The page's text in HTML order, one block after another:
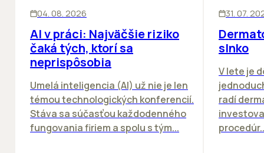
04. 08. 2026
AI v práci: Najväčšie riziko
čaká tých, ktorí sa
neprispôsobia
Umelá inteligencia (AI) už nie je len
témou technologických konferencií.
Stáva sa súčasťou každodenného
fungovania firiem a spolu s tým...
31. 07.
slnko
V lete je
radí